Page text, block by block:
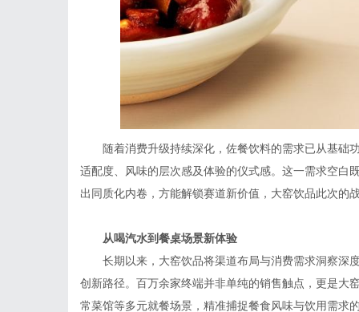
随着消费升级持续深化，佐餐饮料的需求已从基础
适配度、风味的层次感及体验的仪式感。这一需求空白
出同质化内卷，方能解锁赛道新价值，大窑饮品此次的
从喝汽水到餐桌场景新体验
长期以来，大窑饮品将渠道布局与消费需求洞察深
创新路径。百万余家终端并非单纯的销售触点，更是大
常菜馆等多元就餐场景，精准捕捉餐食风味与饮用需求